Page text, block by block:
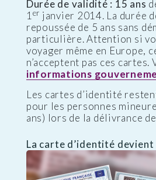
Durée de validité : 15 ans
1 er janvier 2014. La durée
repoussée de 5 ans sans
particulière. Attention si
voyager même en Europe,
n’acceptent pas ces cartes.
informations
Les cartes d’identité
pour les personnes
ans) lors de la délivrance
La carte d’identité